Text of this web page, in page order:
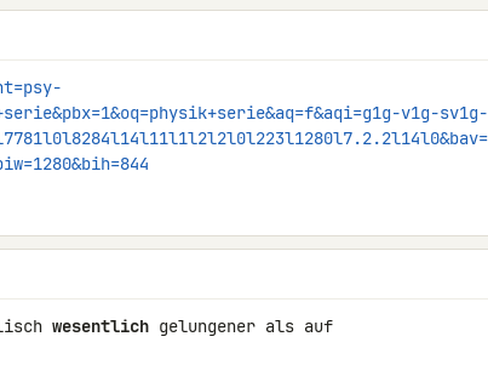
v1g-sv1g-
wesentlich gelungener als auf